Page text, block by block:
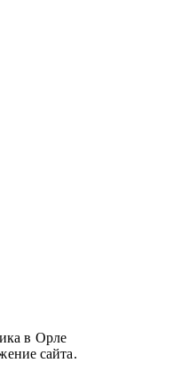
в Орле
сайта.